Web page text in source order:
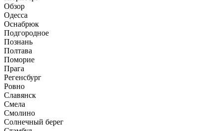
Обзор
Одесса
Оснабрюк
Подгородное
Познань
Полтава
Поморие
Прага
Регенсбург
Ровно
Славянск
Смела
Смолино
Солнечный берег